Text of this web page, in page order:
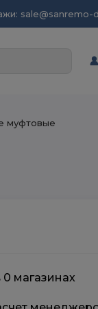
sale@sanremo-
муфтовые
магазинах